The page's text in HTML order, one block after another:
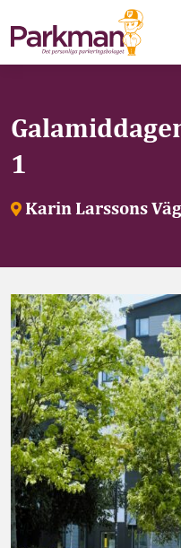
1
Karin Larssons